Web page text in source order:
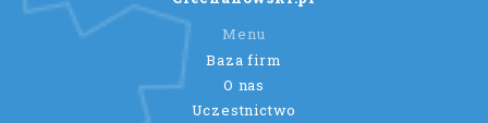
Menu
Baza firm
O nas
Uczestnictwo